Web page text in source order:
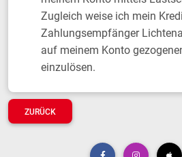
Zugleich weise ich mein
Zahlungsempfänger
auf meinem Konto
einzulösen.
ZURÜCK